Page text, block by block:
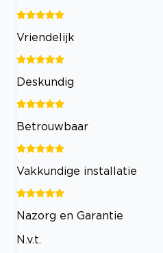
Vriendelijk
Deskundig
Betrouwbaar
Vakkundige installatie
Nazorg en Garantie
N.v.t.